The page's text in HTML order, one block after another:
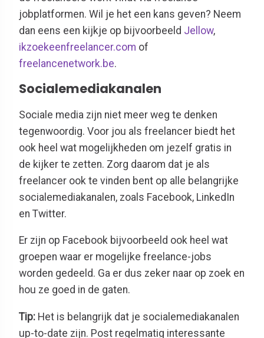
jobplatformen. Wil je het een kans geven? Neem
dan eens een kijkje op bijvoorbeeld Jellow,
ikzoekeenfreelancer.com of
freelancenetwork.be.
Socialemediakanalen
Sociale media zijn niet meer weg te denken
tegenwoordig. Voor jou als freelancer biedt het
ook heel wat mogelijkheden om jezelf gratis in
de kijker te zetten. Zorg daarom dat je als
freelancer ook te vinden bent op alle belangrijke
socialemediakanalen, zoals Facebook, LinkedIn
en Twitter.
Er zijn op Facebook bijvoorbeeld ook heel wat
groepen waar er mogelijke freelance-jobs
worden gedeeld. Ga er dus zeker naar op zoek en
hou ze goed in de gaten.
Tip: Het is belangrijk dat je socialemediakanalen
up-to-date zijn. Post regelmatig interessante